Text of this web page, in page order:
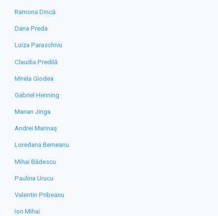
Ramona Dincă
Dana Preda
Luiza Paraschivu
Claudia Predilă
Mirela Giodea
Gabriel Henning
Marian Jinga
Andrei Marinaș
Loredana Berneanu
Mihai Bădescu
Paulina Urucu
Valentin Pribeanu
Ion Mihai